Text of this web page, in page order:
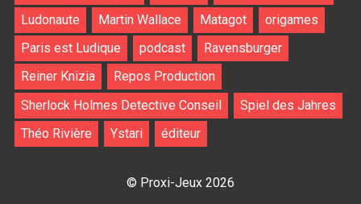
Ludonaute
Martin Wallace Matagot
origames
Paris est Ludique
podcast
Ravensburger
Reiner Knizia
Repos Production
Sherlock Holmes Detective Conseil
Spiel des Jahres
Théo Rivière
Ystari éditeur
© Proxi-Jeux 2026